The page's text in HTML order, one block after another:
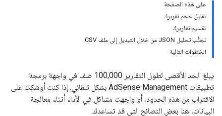
على هذه الصفحة
تقليل حجم تقريرك
تقسيم تقاريرك
تجنُّب تحليل JSON من خلال التبديل إلى ملف CSV
الخطوات التالية
يبلغ الحد الأقصى لطول التقارير 100,000 صف في واجهة برمجة
تطبيقات AdSense Management بشكل تلقائي. إذا كنت أوشكت على
الاقتراب من هذه الحدود، أو واجهت مشاكل في الأداء أثناء معالجة
البيانات، هنا بعض النصائح التي قد تساعدك.